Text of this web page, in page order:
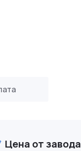
Цена от завода